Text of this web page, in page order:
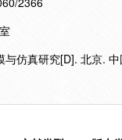
仿真研究[D]. 北京.